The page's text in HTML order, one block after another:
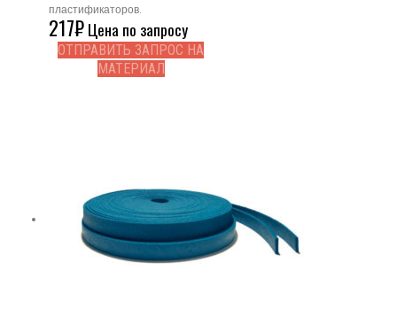
пластификаторов.
217₽Цена по запросу
ОТПРАВИТЬ ЗАПРОС НА
МАТЕРИАЛ